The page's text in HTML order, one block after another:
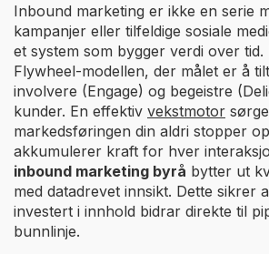
Inbound marketing er ikke en serie
kampanjer eller tilfeldige sosiale
et system som bygger verdi over
Flywheel-modellen, der målet er å
involvere (Engage) og begeistre
kunder. En effektiv vekstmotor
markedsføringen din aldri stopper
akkumulerer kraft for hver
inbound marketing byrå bytter ut
med datadrevet innsikt. Dette sikrer
investert i innhold bidrar direkte til
bunnlinje.